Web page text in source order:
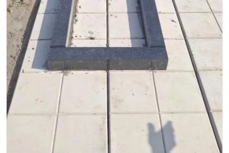
Столы и лавки
23 модели
Вазы и лампады
24 модели
Наши работы
145 моделей
ВЕСЬ КАТАЛОГ